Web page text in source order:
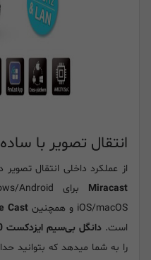
انتقال تصویر با
از عملکرد داخلی انتقال
Miracast
برای Windows/Android و
iOS/macOS و همچنین
Cast
است. دانگل بی‌سیم ایزدکست EZCast Pro Box II B10